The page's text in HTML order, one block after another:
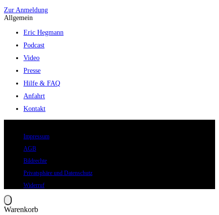
Zur Anmeldung
Allgemein
Eric Hegmann
Podcast
Video
Presse
Hilfe & FAQ
Anfahrt
Kontakt
Impressum
AGB
Bildrechte
Privatsphäre und Datenschutz
Widerruf
Warenkorb